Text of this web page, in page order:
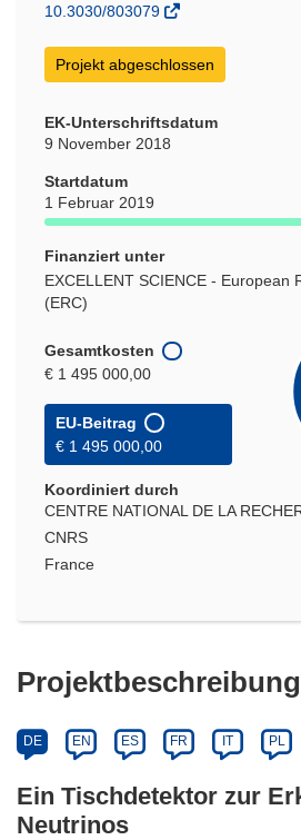
10.3030/803079
Projekt abgeschlossen
EK-Unterschriftsdatum
9 November 2018
Startdatum
1 Februar 2019
Finanziert unter
EXCELLENT SCIENCE - European
(ERC)
Gesamtkosten
€ 1 495 000,00
EU-Beitrag
€ 1 495 000,00
Koordiniert durch
CENTRE NATIONAL DE LA
CNRS
France
Projektbeschreibung
DE EN ES FR IT PL
Ein Tischdetektor zur
Neutrinos